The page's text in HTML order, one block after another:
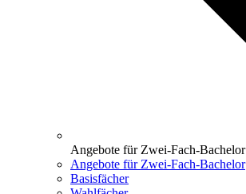
Angebote für Zwei-Fach-Bachelor
Angebote für Zwei-Fach-Bachelor
Basisfächer